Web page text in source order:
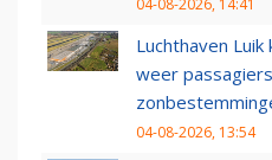
04-08-2026, 14:41
Luchthaven
weer
04-08-2026, 13:54